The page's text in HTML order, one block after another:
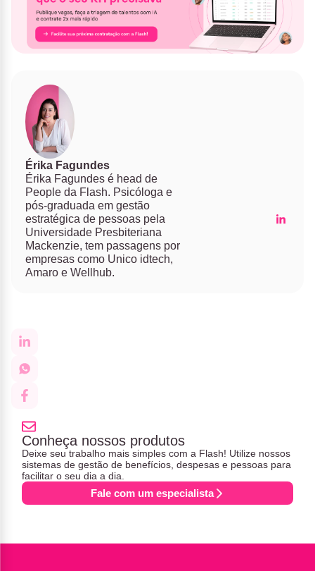
Érika Fagundes
Érika Fagundes é head de
People da Flash. Psicóloga e
pós-graduada em gestão
estratégica de pessoas pela
Universidade Presbiteriana
Mackenzie, tem passagens por
empresas como Unico idtech,
Amaro e Wellhub.
Conheça nossos produtos
Deixe seu trabalho mais simples com a Flash! Utilize nossos
sistemas de gestão de benefícios, despesas e pessoas para
facilitar o seu dia a dia.
Fale com um especialista